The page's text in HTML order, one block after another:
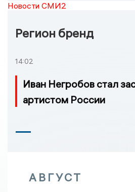
Новости СМИ2
Регион бренд
14:02
Иван Негробов стал
артистом России
АВГУСТ